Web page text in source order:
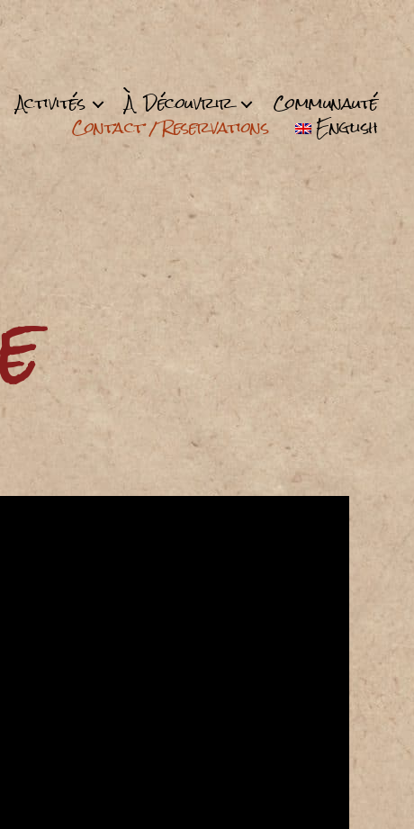
Activités À Découvrir Communauté
Contact / Reservations English